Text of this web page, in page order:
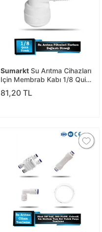
Sumarkt Su Arıtma Cihazları
Için Membrab Kabı 1/8 Quick
Dirsek
81,20 TL